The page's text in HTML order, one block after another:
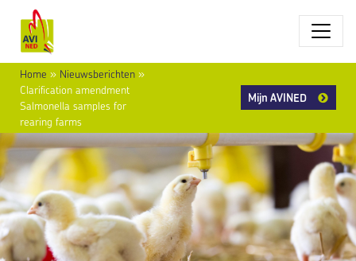
Home » Nieuwsberichten »
Clarification amendment
Salmonella samples for
rearing farms
Mijn AVINED